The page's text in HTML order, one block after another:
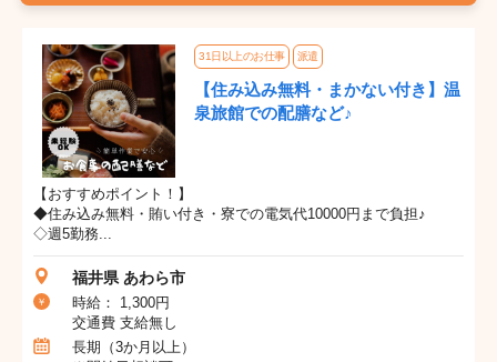
31日以上のお仕事 派遣
【住み込み無料・まかない付き】温
泉旅館での配膳など♪
【おすすめポイント！】
◆住み込み無料・賄い付き・寮での電気代10000円まで負担♪
◇週5勤務...
福井県 あわら市
時給： 1,300円
交通費 支給無し
長期（3か月以上）